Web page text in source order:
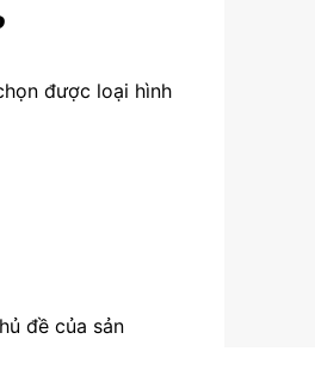
được loại hình
đề của sản